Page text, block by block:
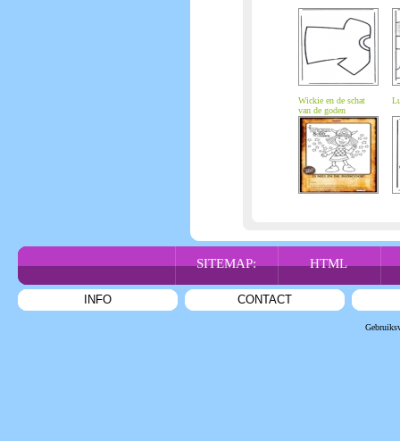
Wickie en de schat
van de goden
SITEMAP: HTML
INFO CONTACT